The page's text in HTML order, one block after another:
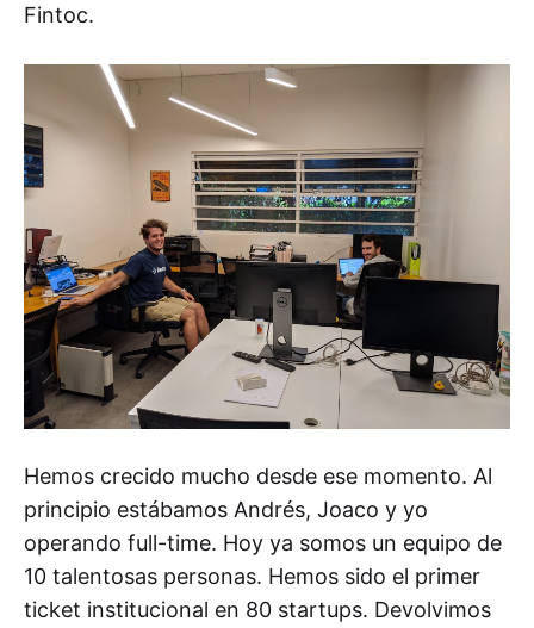
Fintoc.
Hemos crecido mucho desde ese momento. Al
principio estábamos Andrés, Joaco y yo
operando full-time. Hoy ya somos un equipo de
10 talentosas personas. Hemos sido el primer
ticket institucional en 80 startups. Devolvimos